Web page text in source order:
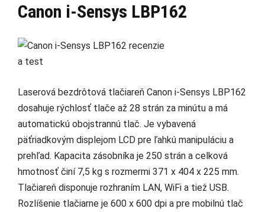
Canon i-Sensys LBP162
Laserová bezdrôtová tlačiareň Canon i-Sensys LBP162
dosahuje rýchlosť tlače až 28 strán za minútu a má
automatickú obojstrannú tlač. Je vybavená
päťriadkovým displejom LCD pre ľahkú manipuláciu a
prehľad. Kapacita zásobníka je 250 strán a celková
hmotnosť činí 7,5 kg s rozmermi 371 x 404 x 225 mm.
Tlačiareň disponuje rozhraním LAN, WiFi a tiež USB.
Rozlíšenie tlačiarne je 600 x 600 dpi a pre mobilnú tlač